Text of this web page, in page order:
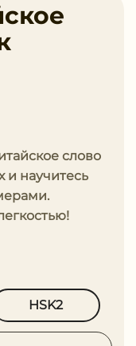
слово
и научитесь
HSK2